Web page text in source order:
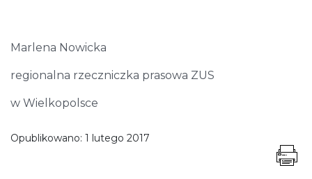
Marlena Nowicka
regionalna rzeczniczka prasowa ZUS
w Wielkopolsce
Opublikowano: 1 lutego 2017